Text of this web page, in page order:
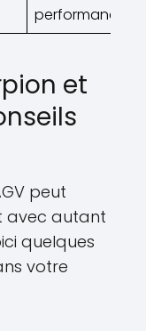
performance
et
peut
avec autant
quelques
votre